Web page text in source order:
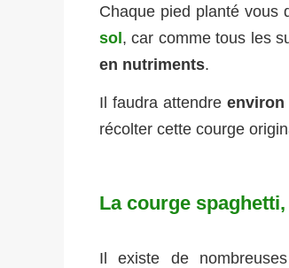
Chaque pied planté vous
sol , car comme tous les
en nutriments.
Il faudra attendre
récolter cette courge
La courge
Il existe de